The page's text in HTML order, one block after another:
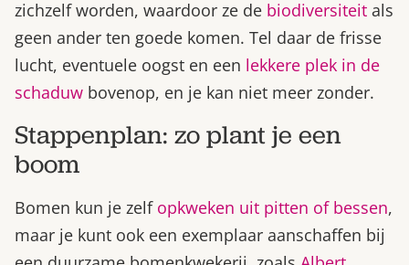
zichzelf worden, waardoor ze de biodiversiteit als
geen ander ten goede komen. Tel daar de frisse
lucht, eventuele oogst en een lekkere plek in de
schaduw bovenop, en je kan niet meer zonder.
Stappenplan: zo plant je een
boom
Bomen kun je zelf opkweken uit pitten of bessen,
maar je kunt ook een exemplaar aanschaffen bij